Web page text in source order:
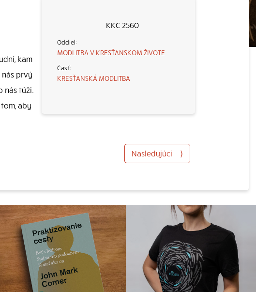
KKC 2560
MODLITBA V KRESŤANSKOM ŽIVOTE
KRESŤANSKÁ MODLITBA
kam
prvý
nás túži.
aby
Nasledujúci ⟩